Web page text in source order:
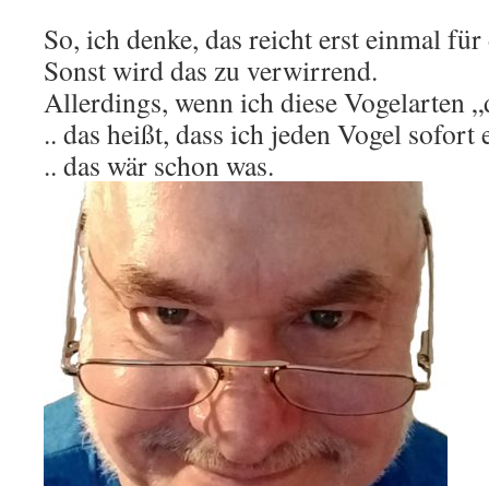
So, ich denke, das reicht erst einmal
Sonst wird das zu verwirrend.
Allerdings, wenn ich diese Vogelarten
.. das heißt, dass ich jeden Vogel sofort
.. das wär schon was.